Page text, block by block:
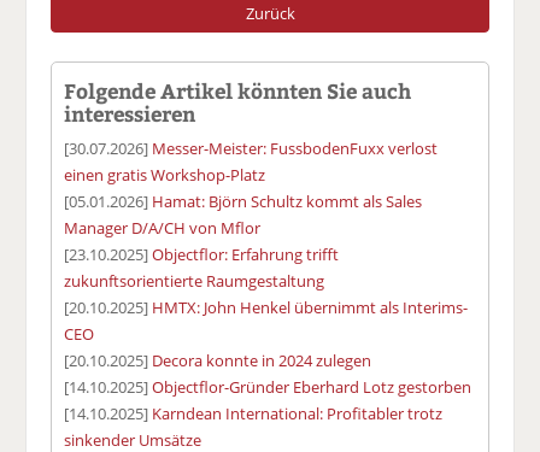
Zurück
Folgende Artikel könnten Sie auch
interessieren
[30.07.2026] Messer-Meister: FussbodenFuxx verlost
einen gratis Workshop-Platz
[05.01.2026] Hamat: Björn Schultz kommt als Sales
Manager D/A/CH von Mflor
[23.10.2025]Objectflor: Erfahrung trifft
zukunftsorientierte Raumgestaltung
[20.10.2025] HMTX: John Henkel übernimmt als Interims-
CEO
[20.10.2025] Decora konnte in 2024 zulegen
[14.10.2025]Objectflor-Gründer Eberhard Lotz gestorben
[14.10.2025] Karndean International: Profitabler trotz
sinkender Umsätze